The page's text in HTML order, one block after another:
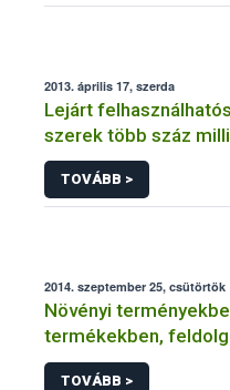
2013. április 17, szerda
Lejárt
szerek több száz
NÉBIH
TOVÁBB >
2014. szeptember 25, csütörtök
Növényi
termékekben,
TOVÁBB >